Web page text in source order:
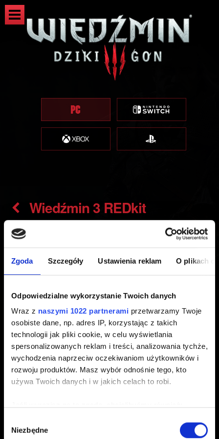
Zgoda Szczegóły Ustawienia reklam O plikach
Odpowiedzialne wykorzystanie Twoich danych
Wraz z naszymi 1022 partnerami przetwarzamy Twoje
osobiste dane, np. adres IP, korzystając z takich
technologii jak pliki cookie, w celu wyświetlania
spersonalizowanych reklam i treści, analizowania tychże,
wychodzenia naprzeciw oczekiwaniom użytkowników i
rozwoju produktów. Masz wybór odnośnie tego, kto
używa Twoich danych i w jakich celach to robi.
geograficznej z dokładnością nawet do kilku metrów
zgody
Niezbędne
Wiedźmin 3 REDkit
Wiedźmin 3 REDkit
Po zainstalowaniu modów w grze wystąpiły
problemy
Mam problemy graficzne w edytorze
Gdzie mogę znaleźć tutoriale dotyczące
modowania?
Wiedźmin 3 REDkit - Wymagania systemowe